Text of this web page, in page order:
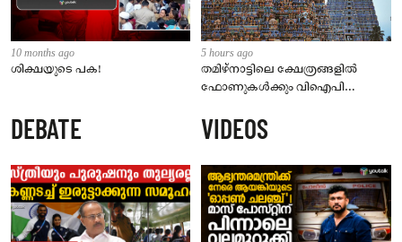
10 months ago
ശിക്ഷയുടെ പക!
5 hours ago
തമിഴ്‌നാട്ടിലെ ക്ഷേത്രങ്ങളിൽ
ഫോണുകൾക്കും വിഐപി
സെപ്റ്റംബർ 1 മുതൽ നിലവിൽ
വരും
DEBATE VIDEOS